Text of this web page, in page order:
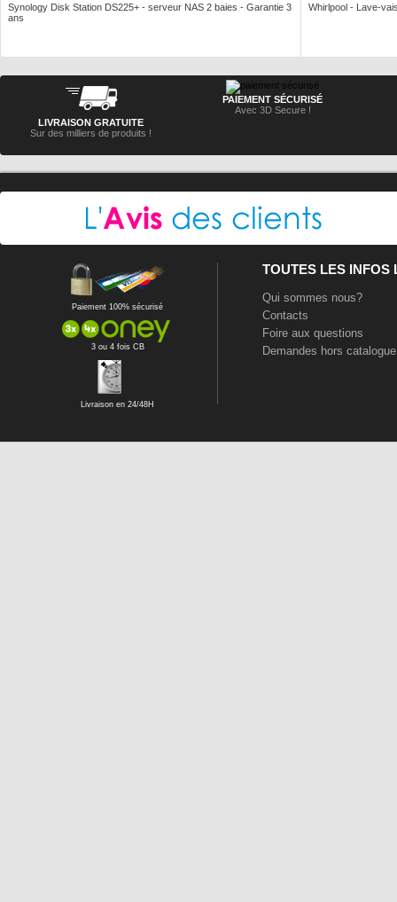
Synology Disk Station DS225+ - serveur NAS 2 baies - Garantie 3
ans
Whirlpool - Lave-
LIVRAISON GRATUITE
Sur des milliers de produits !
PAIEMENT SÉCURISÉ
Avec 3D Secure !
Paiement 100% sécurisé
3 ou 4 fois CB
Livraison en 24/48H
TOUTES LES INFOS
Qui sommes nous?
Contacts
Foire aux questions
Demandes hors catalogue